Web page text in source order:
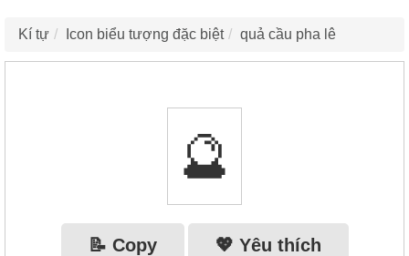
Kí tự Icon biểu tượng đặc biệt quả cầu pha lê
🔮
📝 Copy 💖 Yêu thích